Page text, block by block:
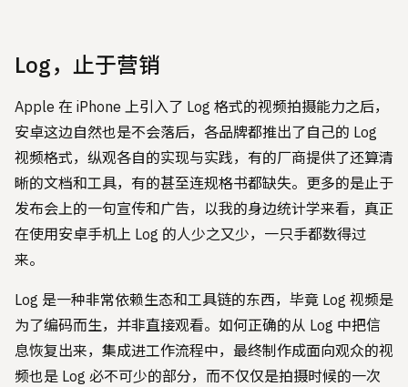
Log，止于营销
Apple 在 iPhone 上引入了 Log 格式的视频拍摄能力之后，
安卓这边自然也是不会落后，各品牌都推出了自己的 Log
视频格式，纵观各自的实现与实践，有的厂商提供了还算清
晰的文档和工具，有的甚至连规格书都缺失。更多的是止于
发布会上的一句宣传和广告，以我的身边统计学来看，真正
在使用安卓手机上 Log 的人少之又少，一只手都数得过
来。
Log 是一种非常依赖生态和工具链的东西，毕竟 Log 视频是
为了编码而生，并非直接观看。如何正确的从 Log 中把信
息恢复出来，集成进工作流程中，最终制作成面向观众的视
频也是 Log 必不可少的部分，而不仅仅是拍摄时候的一次